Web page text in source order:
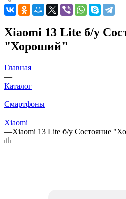
Xiaomi 13 Lite б/у
"Хороший"
Главная
—
Каталог
—
Смартфоны
—
Xiaomi
—Xiaomi 13 Lite б/у Состояние